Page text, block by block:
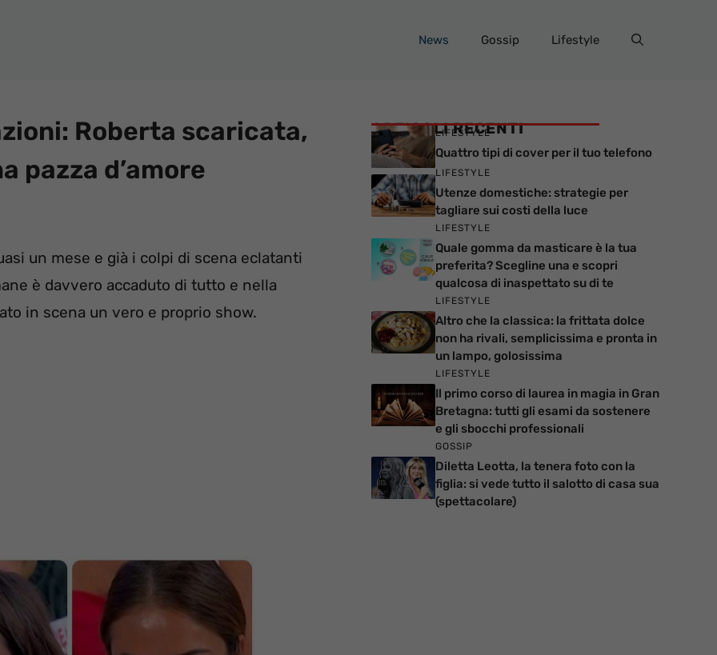
News Gossip Lifestyle
Roberta scaricata,
pazza d’amore
un mese e già i colpi di scena eclatanti
è davvero accaduto di tutto e nella
in scena un vero e proprio show.
ARTICOLI RECENTI
LIFESTYLE
Quattro tipi di cover per il tuo telefono
LIFESTYLE
Utenze domestiche: strategie per
tagliare sui costi della luce
LIFESTYLE
Quale gomma da masticare è la tua
preferita? Scegline una e scopri
qualcosa di inaspettato su di te
LIFESTYLE
Altro che la classica: la frittata dolce
non ha rivali, semplicissima e pronta in
un lampo, golosissima
LIFESTYLE
Il primo corso di laurea in magia in Gran
Bretagna: tutti gli esami da sostenere
e gli sbocchi professionali
GOSSIP
Diletta Leotta, la tenera foto con la
figlia: si vede tutto il salotto di casa sua
(spettacolare)